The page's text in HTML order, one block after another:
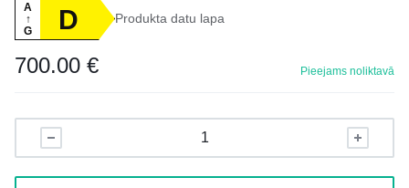
A
↑
G
D Produkta datu lapa
700.00 € Pieejams noliktavā